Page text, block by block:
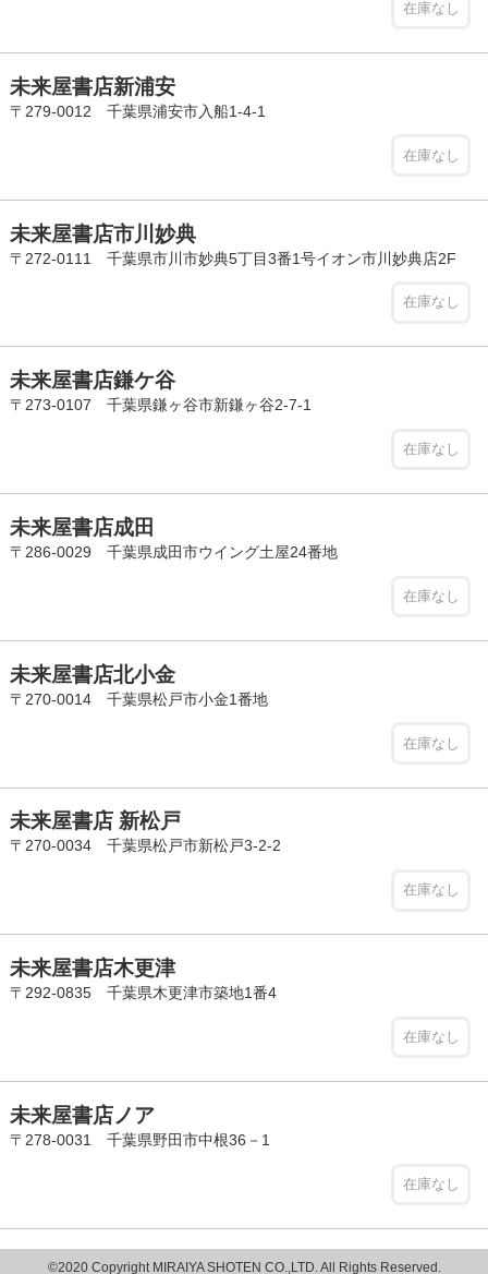
在庫なし
未来屋書店新浦安
〒279-0012 千葉県浦安市入船1-4-1
在庫なし
未来屋書店市川妙典
〒272-0111 千葉県市川市妙典5丁目3番1号イオン市川妙典店2F
在庫なし
未来屋書店鎌ケ谷
〒273-0107 千葉県鎌ヶ谷市新鎌ヶ谷2-7-1
在庫なし
未来屋書店成田
〒286-0029 千葉県成田市ウイング土屋24番地
在庫なし
未来屋書店北小金
〒270-0014 千葉県松戸市小金1番地
在庫なし
未来屋書店 新松戸
〒270-0034 千葉県松戸市新松戸3-2-2
在庫なし
未来屋書店木更津
〒292-0835 千葉県木更津市築地1番4
在庫なし
未来屋書店ノア
〒278-0031 千葉県野田市中根36－1
在庫なし
©2020 Copyright MIRAIYA SHOTEN CO.,LTD. All Rights Reserved.